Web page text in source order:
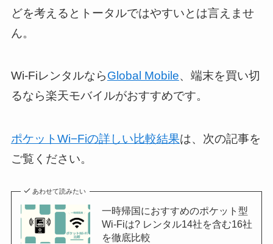
どを考えるとトータルではやすいとは言えませ
ん。
Wi-FiレンタルならGlobal Mobile、端末を買い切
るなら楽天モバイルがおすすめです。
ポケットWi−Fiの詳しい比較結果は、次の記事を
ご覧ください。
あわせて読みたい
一時帰国におすすめのポケット型
Wi-Fiは? レンタル14社を含む16社
を徹底比較